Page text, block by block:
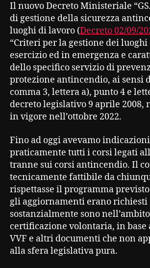
Il nuovo Decreto Ministeriale
di gestione della sicurezza
luoghi di lavoro (Decreto 02/09/
“Criteri per la gestione dei
esercizio ed in emergenza e
dello specifico servizio di
protezione antincendio, ai sensi
comma 3, lettera a), punto 4 e
decreto legislativo 9 aprile 2008,
in vigore nell’ottobre 2022.
Fino ad oggi avevamo indicazioni
praticamente tutti i corsi legati
tranne sui corsi antincendio. Il
tecnicamente fattibile da
rispettasse il programma
gli aggiornamenti erano richiesti
sostanzialmente sono
certificazione volontaria, in base
VVF e altri documenti che non
alla sfera legislativa pura.